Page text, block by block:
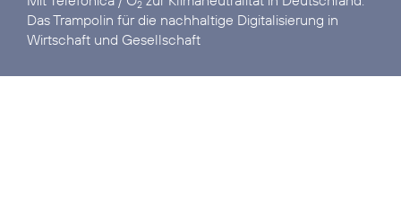
2
Das Trampolin für die nachhaltige Digitalisierung in
Wirtschaft und Gesellschaft